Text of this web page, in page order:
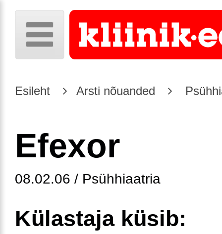
Esileht Arsti nõuanded
Efexor
08.02.06 / Psühhiaatria
Külastaja küsib: